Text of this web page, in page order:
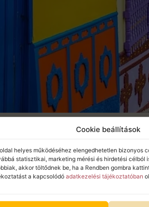
Cookie beállítások
helyes működéséhez elengedhetetlen bizonyos
statisztikai, marketing mérési és hirdetési célból
akkor töltődnek be, ha a Rendben gombra
a kapcsolódó adatkezelési tájékoztatóban
gazdag történelemmel, változatos
latin-amerikai nagyvárosi életforma
fennsíkon terül el, mintegy
[…]és legújabb úti
és inspirálódjon